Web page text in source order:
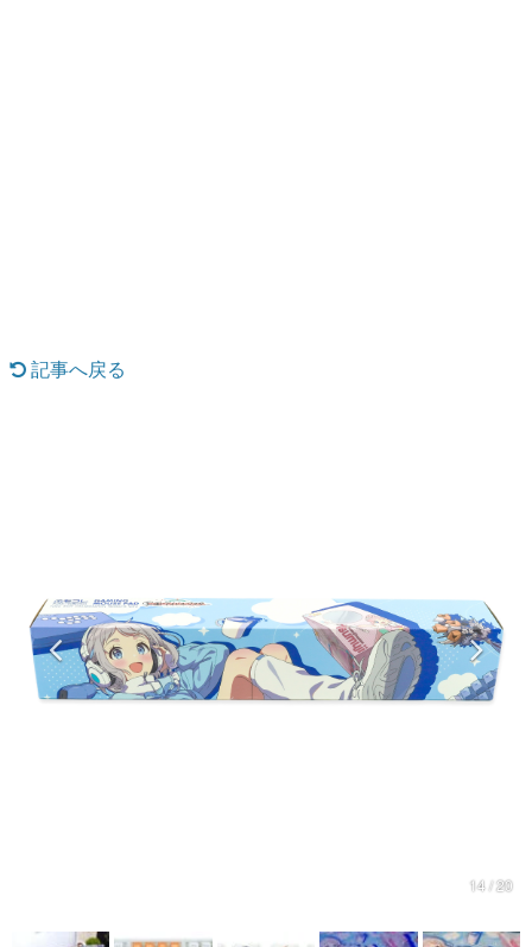
特集記事
マンガ
記事へ戻る
14 / 20